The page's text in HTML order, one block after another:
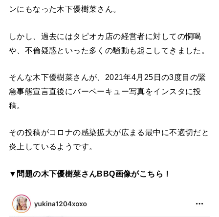
ンにもなった木下優樹菜さん。
しかし、過去にはタピオカ店の経営者に対しての恫喝
や、不倫疑惑といった多くの騒動も起こしてきました。
そんな木下優樹菜さんが、2021年4月25日の3度目の緊
急事態宣言直後にバーベーキュー写真をインスタに投
稿。
その投稿がコロナの感染拡大が広まる最中に不適切だと
炎上しているようです。
▼問題の木下優樹菜さんBBQ画像がこちら！